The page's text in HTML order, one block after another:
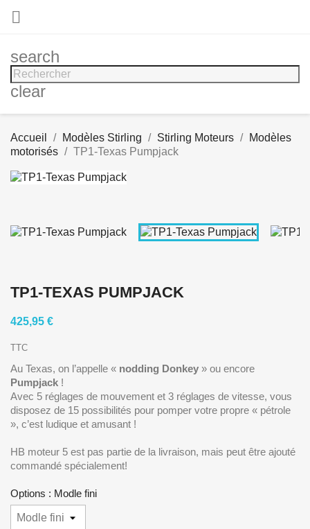

search
clear
Accueil Modèles Stirling Stirling Moteurs
Modèles
motorisés
TP1-Texas Pumpjack
TP1-TEXAS PUMPJACK
425,95 €
TTC
Au Texas, on l’appelle « nodding Donkey » ou encore
Pumpjack !
Avec 5 réglages de mouvement et 3 réglages de vitesse, vous
disposez de 15 possibilités pour pomper votre propre « pétrole
», c’est ludique et amusant !
HB moteur 5 est pas partie de la livraison, mais peut être ajouté
commandé spécialement!
Options : Modle fini